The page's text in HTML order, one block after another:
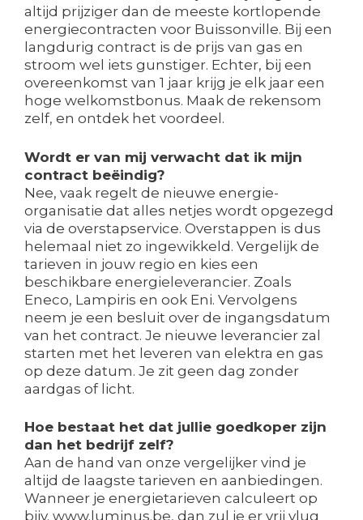
altijd prijziger dan de meeste kortlopende
energiecontracten voor Buissonville. Bij een
langdurig contract is de prijs van gas en
stroom wel iets gunstiger. Echter, bij een
overeenkomst van 1 jaar krijg je elk jaar een
hoge welkomstbonus. Maak de rekensom
zelf, en ontdek het voordeel.
Wordt er van mij verwacht dat ik mijn
contract beëindig?
Nee, vaak regelt de nieuwe energie-
organisatie dat alles netjes wordt opgezegd
via de overstapservice. Overstappen is dus
helemaal niet zo ingewikkeld. Vergelijk de
tarieven in jouw regio en kies een
beschikbare energieleverancier. Zoals
Eneco, Lampiris en ook Eni. Vervolgens
neem je een besluit over de ingangsdatum
van het contract. Je nieuwe leverancier zal
starten met het leveren van elektra en gas
op deze datum. Je zit geen dag zonder
aardgas of licht.
Hoe bestaat het dat jullie goedkoper zijn
dan het bedrijf zelf?
Aan de hand van onze vergelijker vind je
altijd de laagste tarieven en aanbiedingen.
Wanneer je energietarieven calculeert op
bijv. www.luminus.be, dan zul je er vrij vlug